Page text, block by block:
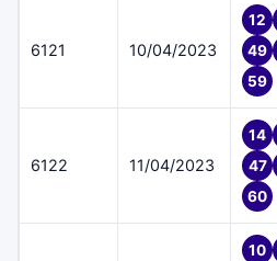
6121 10/04/2023
12
49
59
6122 11/04/2023
14
47
60
10